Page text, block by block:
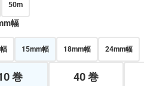
50m
幅
15mm幅 18mm幅 24mm幅
巻
40 巻